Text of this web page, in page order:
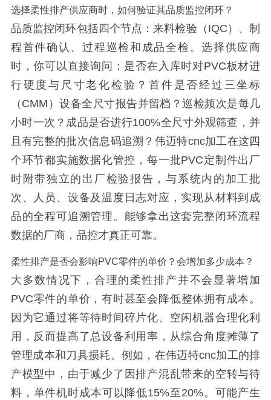
选择柔性排产供应商时，如何验证其品质监控闭环？
品质监控闭环包括四个节点：来料检验（IQC）、制
程首件确认、过程巡检和成品全检。选择供应商
时，你可以直接询问：是否在入库时对PVC板材进
行硬度与尺寸老化检验？首件是否经过三坐标
（CMM）设备全尺寸报告并留档？巡检频次是每几
小时一次？成品是否进行100%全尺寸外观筛查，并
且有完整的批次信息码追溯？伟迈特cnc加工在这四
个环节都实施数据化管控，每一批PVC定制件出厂
时附带独立的出厂检验报告，与系统内的加工批
次、人员、设备及温度日志对应，实现从材料到成
品的全程可追溯管理。能够拿出这套完整闭环流程
数据的厂商，品控才真正可靠。
柔性排产是否会影响PVC零件的单价？会增加多少成本？
大多数情况下，合理的柔性排产并不会显著增加
PVC零件的单价，有时甚至会降低整体拥有成本。
因为它通过将等待时间碎片化、空闲机器合理化利
用，反而提高了总设备利用率，从综合角度摊薄了
管理成本和刀具损耗。例如，在伟迈特cnc加工的排
产模型中，由于减少了因排产混乱带来的空转与待
料，单件机时成本可以降低15%至20%。可能产生